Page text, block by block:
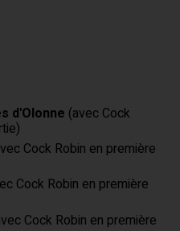
d'Olonne (avec Cock
Cock Robin en première
Cock Robin en première
Cock Robin en première